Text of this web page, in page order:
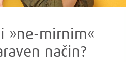
»ne-mirnim«
način?